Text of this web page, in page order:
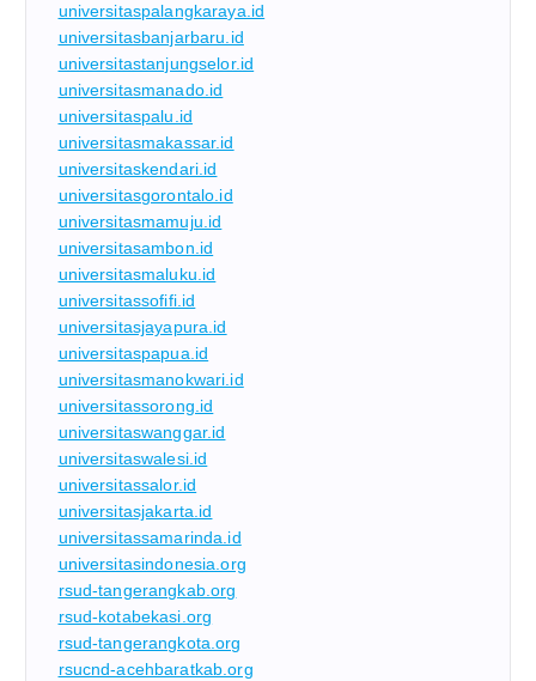
universitaspalangkaraya.id
universitasbanjarbaru.id
universitastanjungselor.id
universitasmanado.id
universitaspalu.id
universitasmakassar.id
universitaskendari.id
universitasgorontalo.id
universitasmamuju.id
universitasambon.id
universitasmaluku.id
universitassofifi.id
universitasjayapura.id
universitaspapua.id
universitasmanokwari.id
universitassorong.id
universitaswanggar.id
universitaswalesi.id
universitassalor.id
universitasjakarta.id
universitassamarinda.id
universitasindonesia.org
rsud-tangerangkab.org
rsud-kotabekasi.org
rsud-tangerangkota.org
rsucnd-acehbaratkab.org